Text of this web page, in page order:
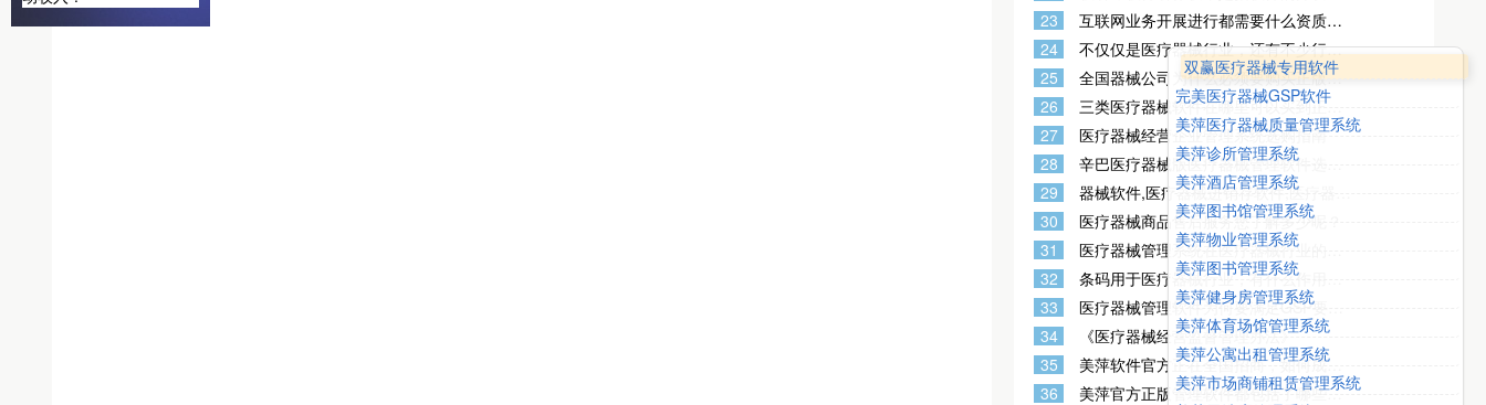
或者其他权利人依据有关著作权法律的
规定
23
互联网业务开展进行都需要什么资质
呢？具体什么样的业务应该申请办理什
么样的资质呢？
24
不仅仅是医疗器械行业，还有不少行业
也是需要办理资质许可证的
25
全国器械公司为什么必须要购买正版三
类医疗器械计算机管理软件？
26
三类医疗器械软件在哪里可以买到正版
的软件？
27
医疗器械经营企业管理系统选购指南
28
辛巴医疗器械版医疗器械管理软件选购
指南
29
器械软件,医疗器械进销存软件,医疗器械
销售软件,医疗器械销售系统,医疗器械软
件,医疗器械管理系统,医疗器械管理软件
的基本功能
30
医疗器械商品售后服务您了解多少呢？
31
医疗器械管理系统在医疗器械行业的重
要性有哪些？
32
条码用于医疗器械行业，有什么作用
呢？
33
医疗器械管理软件为何要满足GSP要
求？GSP要求包含哪些内容？
34
《医疗器械经营监督管理办法》
35
美萍软件官方正在全国招商，如何成为
美萍软件的官方代理商？代理美萍软件
36
美萍官方正版管理软件都包括了哪些软
双赢医疗器械专用软件
完美医疗器械GSP软件
美萍医疗器械质量管理系统
美萍诊所管理系统
美萍酒店管理系统
美萍图书馆管理系统
美萍物业管理系统
美萍图书管理系统
美萍健身房管理系统
美萍体育场馆管理系统
美萍公寓出租管理系统
美萍市场商铺租赁管理系统